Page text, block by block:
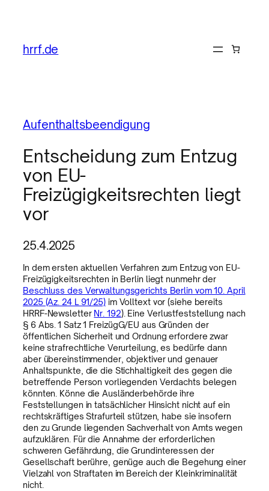
hrrf.de
Aufenthaltsbeendigung
Entscheidung zum Entzug
von EU-
Freizügigkeitsrechten liegt
vor
25.4.2025
In dem ersten aktuellen Verfahren zum Entzug von EU-
Freizügigkeitsrechten in Berlin liegt nunmehr der
Beschluss des Verwaltungsgerichts Berlin vom 10. April
2025 (Az. 24 L 91/25)im Volltext vor (siehe bereits
HRRF-Newsletter Nr. 192). Eine Verlustfeststellung nach
§ 6 Abs. 1 Satz 1 FreizügG/EU aus Gründen der
öffentlichen Sicherheit und Ordnung erfordere zwar
keine strafrechtliche Verurteilung, es bedürfe dann
aber übereinstimmender, objektiver und genauer
Anhaltspunkte, die die Stichhaltigkeit des gegen die
betreffende Person vorliegenden Verdachts belegen
könnten. Könne die Ausländerbehörde ihre
Feststellungen in tatsächlicher Hinsicht nicht auf ein
rechtskräftiges Strafurteil stützen, habe sie insofern
den zu Grunde liegenden Sachverhalt von Amts wegen
aufzuklären. Für die Annahme der erforderlichen
schweren Gefährdung, die Grundinteressen der
Gesellschaft berühre, genüge auch die Begehung einer
Vielzahl von Straftaten im Bereich der Kleinkriminalität
nicht.